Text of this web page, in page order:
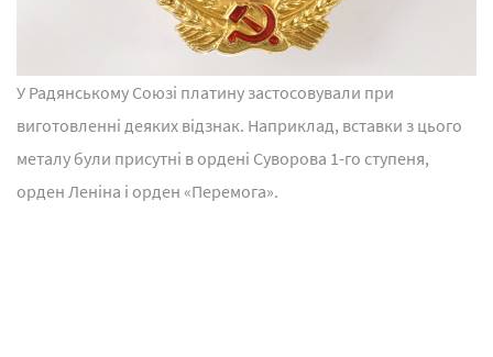
У Радянському Союзі платину застосовували при
виготовленні деяких відзнак. Наприклад, вставки з цього
металу були присутні в ордені Суворова 1-го ступеня,
орден Леніна і орден «Перемога».